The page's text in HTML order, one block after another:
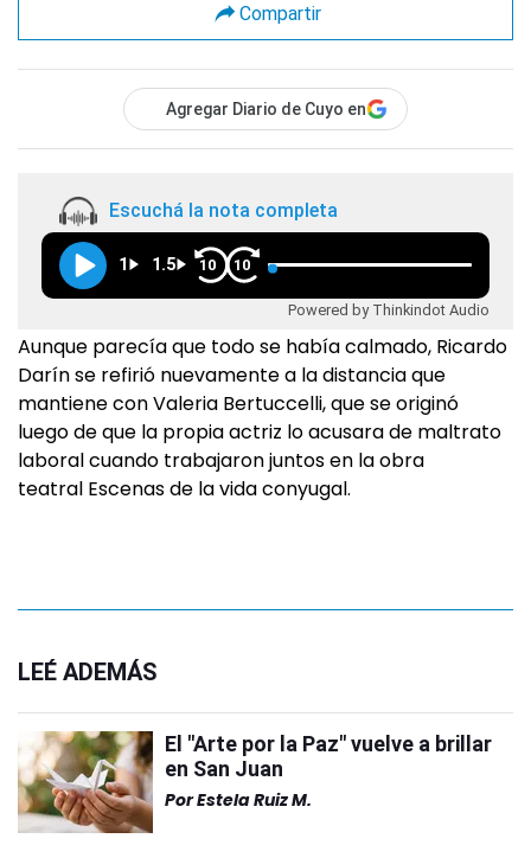
Compartir
Agregar Diario de Cuyo en
Escuchá la nota completa
1 1.5 10 10
Powered by Thinkindot Audio
Aunque parecía que todo se había calmado, Ricardo
Darín se refirió nuevamente a la distancia que
mantiene con Valeria Bertuccelli, que se originó
luego de que la propia actriz lo acusara de maltrato
laboral cuando trabajaron juntos en la obra
teatral Escenas de la vida conyugal.
LEÉ ADEMÁS
El "Arte por la Paz" vuelve a brillar
en San Juan
PorEstela Ruiz M.